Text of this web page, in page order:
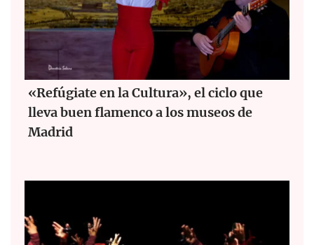
«Refúgiate en la Cultura», el ciclo que
lleva buen flamenco a los museos de
Madrid